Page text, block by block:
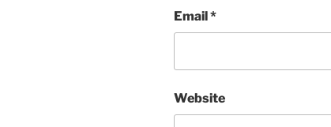
Email*
Website